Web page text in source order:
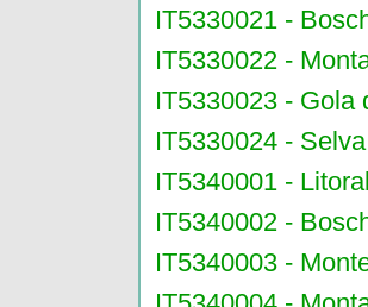
IT5330021 -
IT5330022 -
IT5330023 - Gola
IT5330024 -
IT5340001 -
IT5340002 -
IT5340003 -